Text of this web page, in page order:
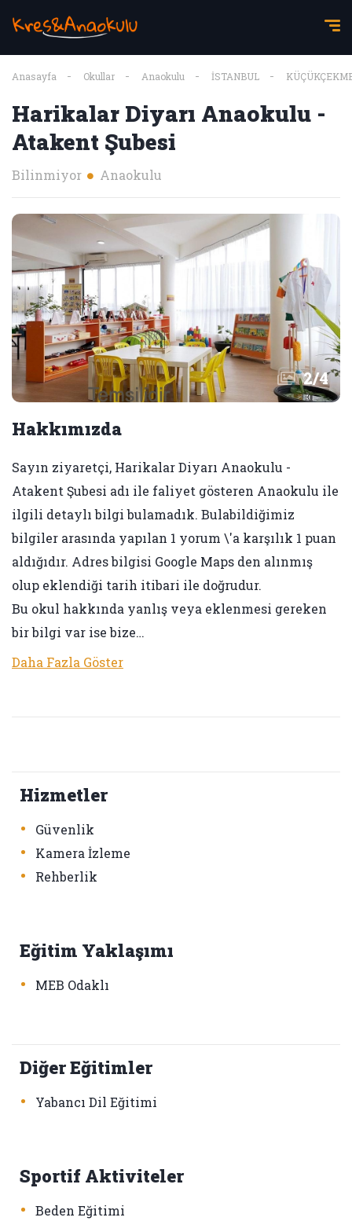
Anasayfa Okullar Anaokulu İSTANBUL
Harikalar Diyarı Anaokulu -
Atakent Şubesi
Bilinmiyor Anaokulu
2/4
Hakkımızda
Sayın ziyaretçi, Harikalar Diyarı Anaokulu -
Atakent Şubesi adı ile faliyet gösteren Anaokulu ile
ilgili detaylı bilgi bulamadık. Bulabildiğimiz
bilgiler arasında yapılan 1 yorum \'a karşılık 1 puan
aldığıdır. Adres bilgisi Google Maps den alınmış
olup eklendiği tarih itibari ile doğrudur.
Bu okul hakkında yanlış veya eklenmesi gereken
bir bilgi var ise bize…
Daha Fazla Göster
Hizmetler
• Güvenlik
• Kamera İzleme
• Rehberlik
Eğitim Yaklaşımı
• MEB Odaklı
Diğer Eğitimler
• Yabancı Dil Eğitimi
Sportif Aktiviteler
• Beden Eğitimi